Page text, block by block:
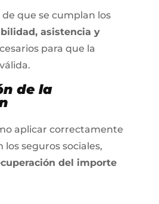
que se cumplan los
asistencia y
para que la
de la
aplicar correctamente
los seguros sociales,
del importe